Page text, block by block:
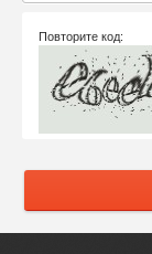
Повторите код: